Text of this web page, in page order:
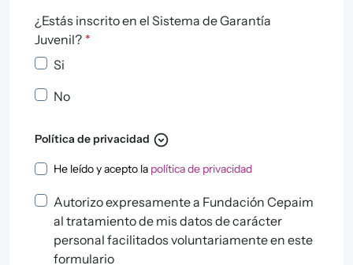
¿Estás inscrito en el Sistema de Garantía
Juvenil? *
Si
No
Política de privacidad expand_circle_down
Política de privacidad
He leído y acepto la política de privacidad
Autorizo expresamente a Fundación Cepaim
al tratamiento de mis datos de carácter
personal facilitados voluntariamente en este
formulario